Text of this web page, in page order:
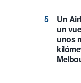
Un
un
unos